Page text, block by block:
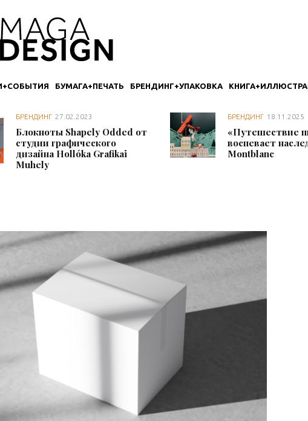
БУМАГА+ПЕЧАТЬ БРЕНДИНГ+УПАКОВКА
БРЕНДИНГ 27.02.2023
Блокноты Shapely Odded от
студии графического
дизайна Hollóka Grafikai
Muhely
БРЕНДИНГ 18.11.2025
«Путешествие
воспевает
Montblanc